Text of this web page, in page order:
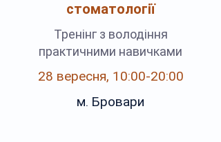
стоматології
Тренінг з володіння
практичними навичками
28 вересня, 10:00-20:00
м. Бровари